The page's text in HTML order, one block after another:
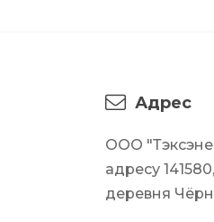
Адрес
ООО
адресу 141580,
деревня